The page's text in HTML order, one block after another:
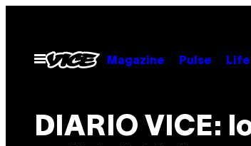
contenido
Abrir
Menú
Magazine Pulse Life
DIARIO VICE: